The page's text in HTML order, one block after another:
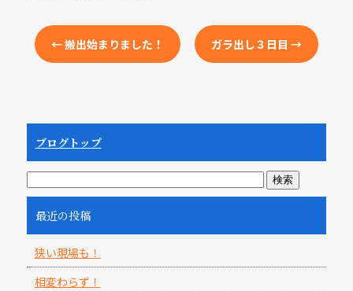
←搬出始まりました！ ガラ出し３日目→
ブログトップ
最近の投稿
狭い現場も！
相変わらず！